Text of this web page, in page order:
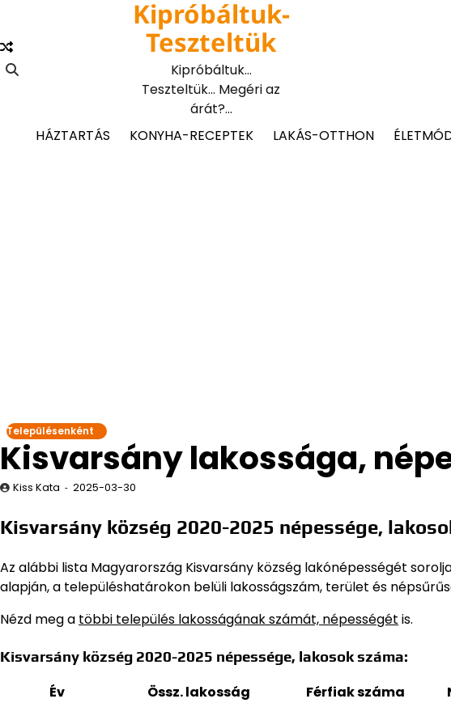
content
Kipróbáltuk-
Teszteltük
Kipróbáltuk…
Teszteltük… Megéri az
árát?…
HÁZTARTÁS
KONYHA-RECEPTEK LAKÁS-OTTHON
Településenként
Kisvarsány lakossága,
Kiss Kata 2025-03-30
Kisvarsány község 2020-2025 népessége,
Az alábbi lista Magyarország Kisvarsány község lakónépességét
alapján,a településhatárokon belüli lakosságszám, terület és
Nézd meg a többi település lakosságának számát, népességét is.
Kisvarsány község 2020-2025 népessége, lakosok száma:
Év Össz. lakosság Férfiak száma